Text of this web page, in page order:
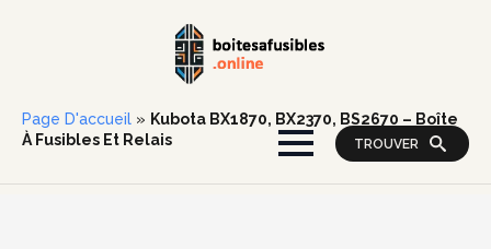
TROUVER
Page D'accueil » Kubota BX1870, BX2370, BS2670 – Boîte
À Fusibles Et Relais